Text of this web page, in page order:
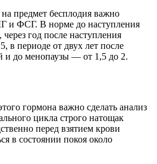
предмет бесплодия важно
и ФСГ. В норме до наступления
год после наступления
в периоде от двух лет после
и до менопаузы — от 1,5 до 2.
гормона важно сделать анализ
цикла строго натощак
перед взятием крови
в состоянии покоя около